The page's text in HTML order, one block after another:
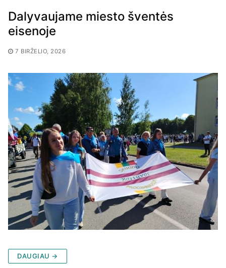
Dalyvaujame miesto šventės
eisenoje
7 BIRŽELIO, 2026
DAUGIAU →